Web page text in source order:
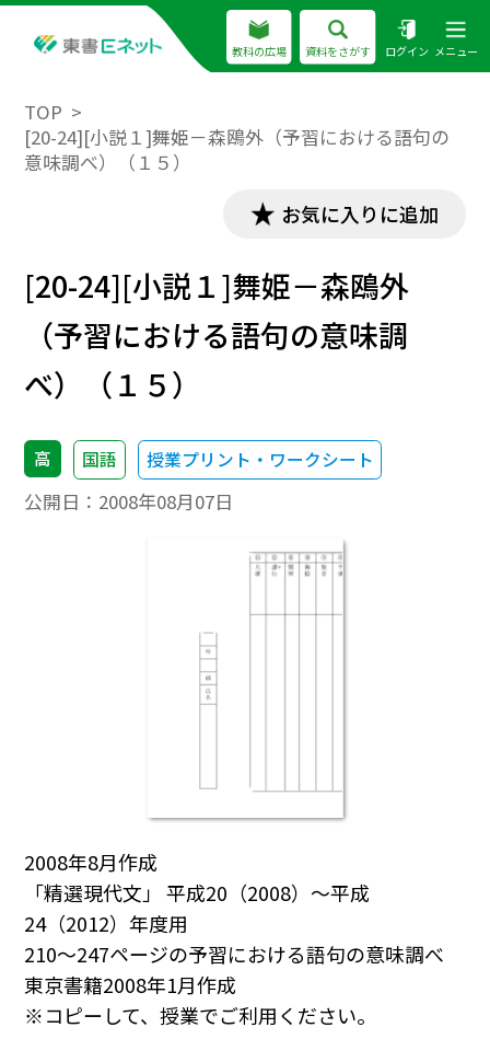
教科の広場 資料をさがす ログイン メニュー
TOP
[20-24][小説１]舞姫－森鴎外（予習における語句の
意味調べ）（１５）
お気に入りに追加
[20-24][小説１]舞姫－森鴎外
（予習における語句の意味調
べ）（１５）
高 国語 授業プリント・ワークシート
公開日： 2008年08月07日
2008年8月作成
「精選現代文」 平成20（2008）～平成
24（2012）年度用
210～247ページの予習における語句の意味調べ
東京書籍2008年1月作成
※コピーして、授業でご利用ください。